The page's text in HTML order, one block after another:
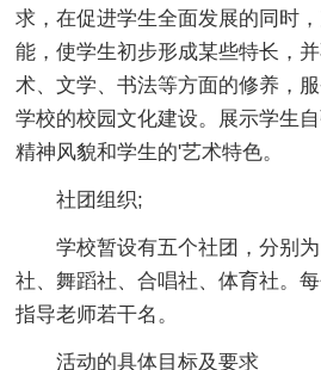
求，在促进学生全面发展的同时
能，使学生初步形成某些特长，
术、文学、书法等方面的修养，
学校的校园文化建设。展示学生
精神风貌和学生的'艺术特色。
社团组织;
学校暂设有五个社团，分别为
社、舞蹈社、合唱社、体育社。
指导老师若干名。
活动的具体目标及要求